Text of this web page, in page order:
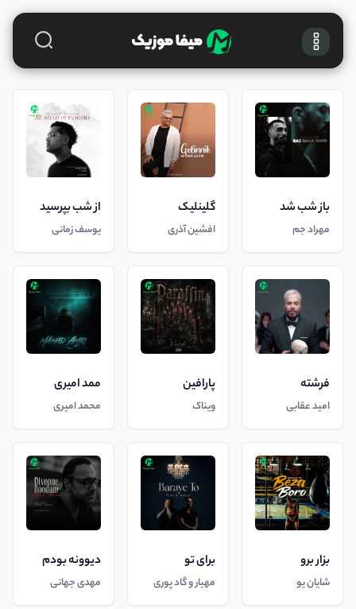
باز شب شد
مهراد جم
گلینلیک
افشین آذری
از شب بپرسید
یوسف زمانی
فرشته
امید عقابی
پارافین
ویناک
ممد امیری
محمد امیری
بزار برو
شایان یو
برای تو
مهیار و گاد پوری
دیوونه بودم
مهدی جهانی